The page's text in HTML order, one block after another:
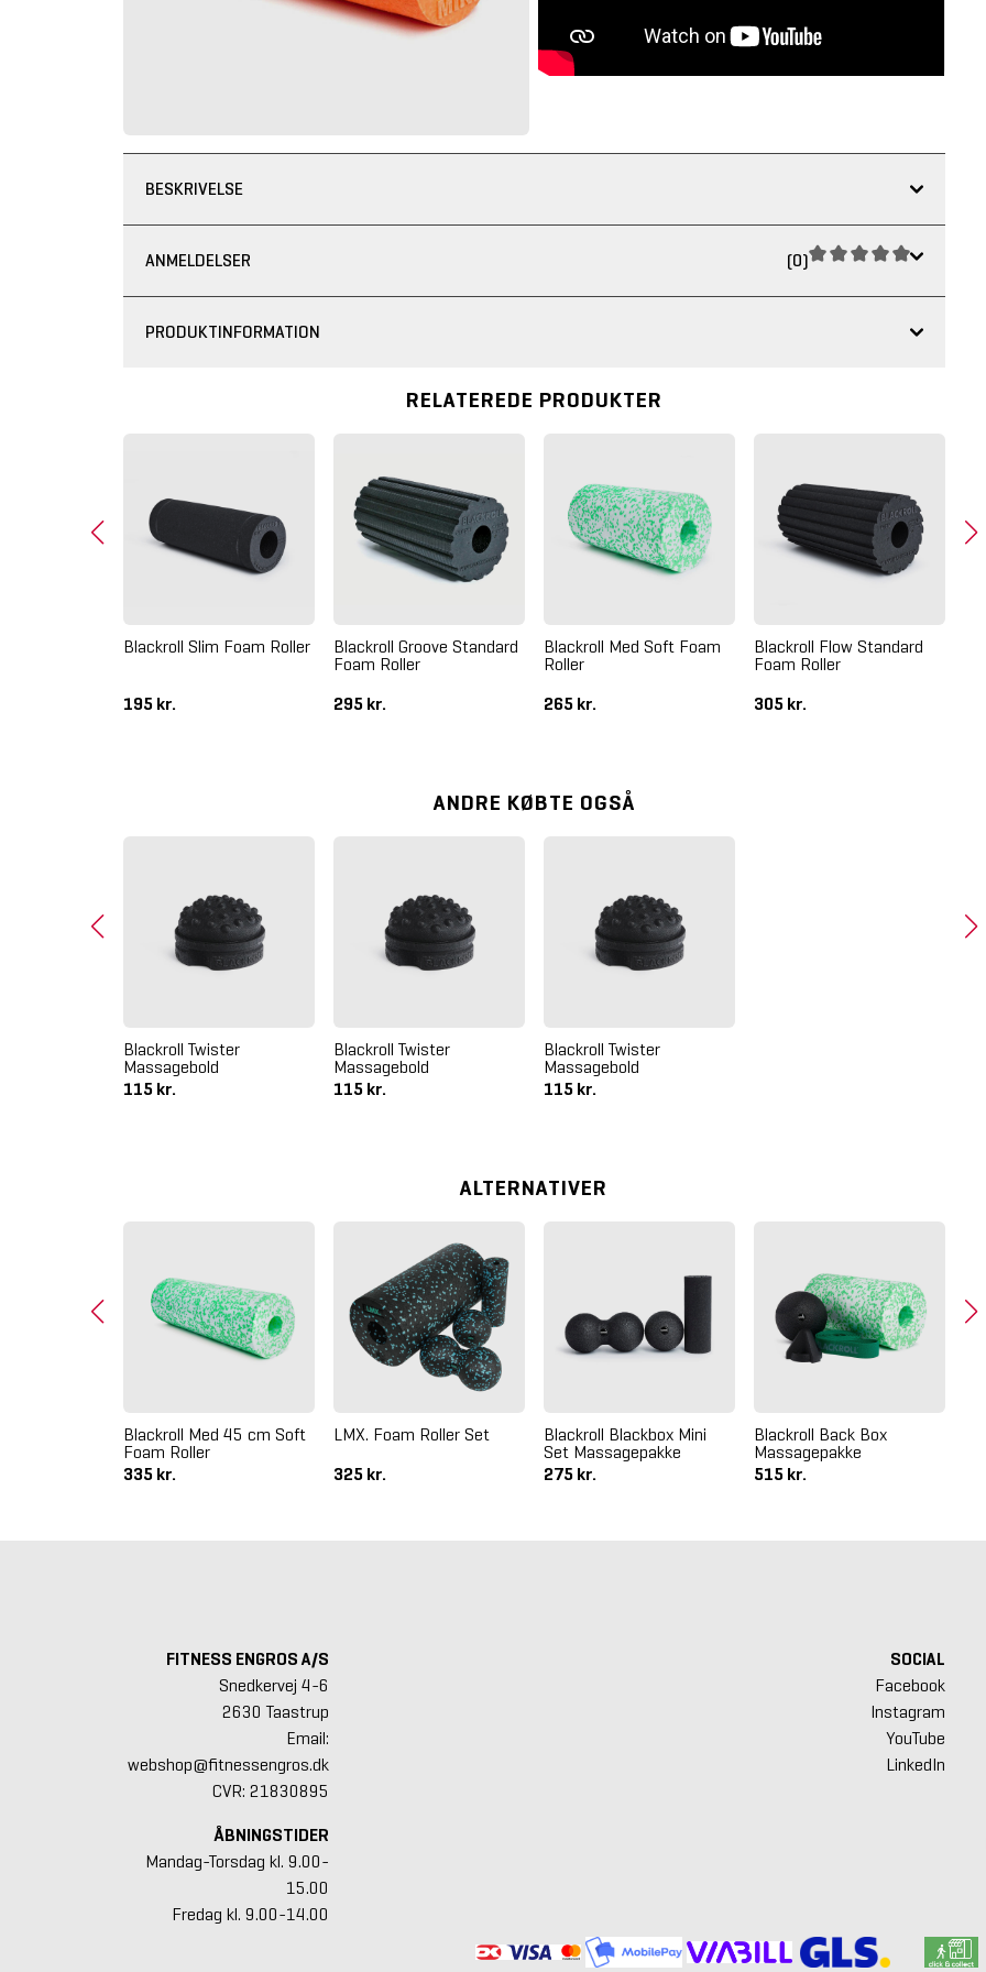
BESKRIVELSE
ANMELDELSER (0)
PRODUKTINFORMATION
RELATEREDE PRODUKTER
Blackroll Slim Foam Roller
195 kr.
Blackroll Groove Standard
Foam Roller
295 kr.
Blackroll Med Soft Foam
Roller
265 kr.
Blackroll Flow Standard
Foam Roller
305 kr.
ANDRE KØBTE OGSÅ
Blackroll Twister
Massagebold
115 kr.
Blackroll Twister
Massagebold
115 kr.
Blackroll Twister
Massagebold
115 kr.
ALTERNATIVER
Blackroll Med 45 cm Soft
Foam Roller
335 kr.
LMX. Foam Roller Set
325 kr.
Blackroll Blackbox Mini
Set Massagepakke
275 kr.
Blackroll Back Box
Massagepakke
515 kr.
FITNESS ENGROS A/S
Snedkervej 4-6
2630 Taastrup
Email:
webshop@fitnessengros.dk
CVR: 21830895
ÅBNINGSTIDER
Mandag-Torsdag kl. 9.00-
15.00
Fredag kl. 9.00-14.00
SOCIAL
Facebook
Instagram
YouTube
LinkedIn